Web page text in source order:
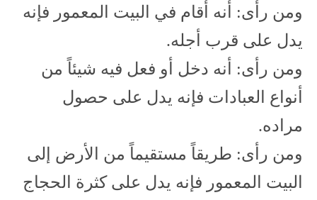
ومن رأى: أنه أقام في البيت المعمور فإنه
يدل على قرب أجله.
ومن رأى: أنه دخل أو فعل فيه شيئاً من
أنواع العبادات فإنه يدل على حصول
مراده.
ومن رأى: طريقاً مستقيماً من الأرض إلى
البيت المعمور فإنه يدل على كثرة الحجاج